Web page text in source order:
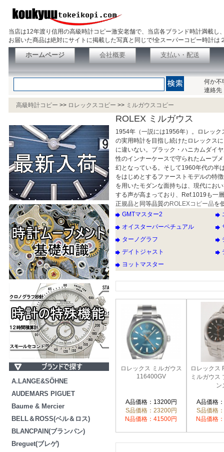
当店は12年渡り信用の高級時計コピー激安老舗で、当店各ブランド時計満載
お届いた商品は絶対にサイトに掲載した写真と同じで!全スーパーコピー時計
ホームページ 会社概要 支払い・配送
何か不
連絡
高級時計コピー >> ロレックスコピー >> ミルガウスコピー
A.LANGE&SÖHNE
AUDEMARS PIGUET
Baume & Mercier
BELL＆ROSS(ベル＆ロス)
BLANCPAIN(ブランパン)
Breguet(ブレゲ)
ROLEX ミルガウス
1954年（一説には1956年）。ロレッ
の実用時計を目指し続けたロレックス
に違いない。ブラック・ハニカムダイ
性のインナーケースで守られたムーブ
幻となっている。そして1960年代の半
をはじめとするファーストモデルの特
を用いたモダンな面持ちは、現代にお
する声が高まっており、Ref.1019も一
正規品と同等品質のROLEXコピー品を
GMTマスター2
オイスターパーペチュアル
ターノグラフ
デイトジャスト
ヨットマスター
ロレックス ミルガウス
116400GV
A品価格：13200円
S品価格：23200円
N品価格：41500円
ロレックス
ミルガウス
ン
A品価格
S品価格
N品価格